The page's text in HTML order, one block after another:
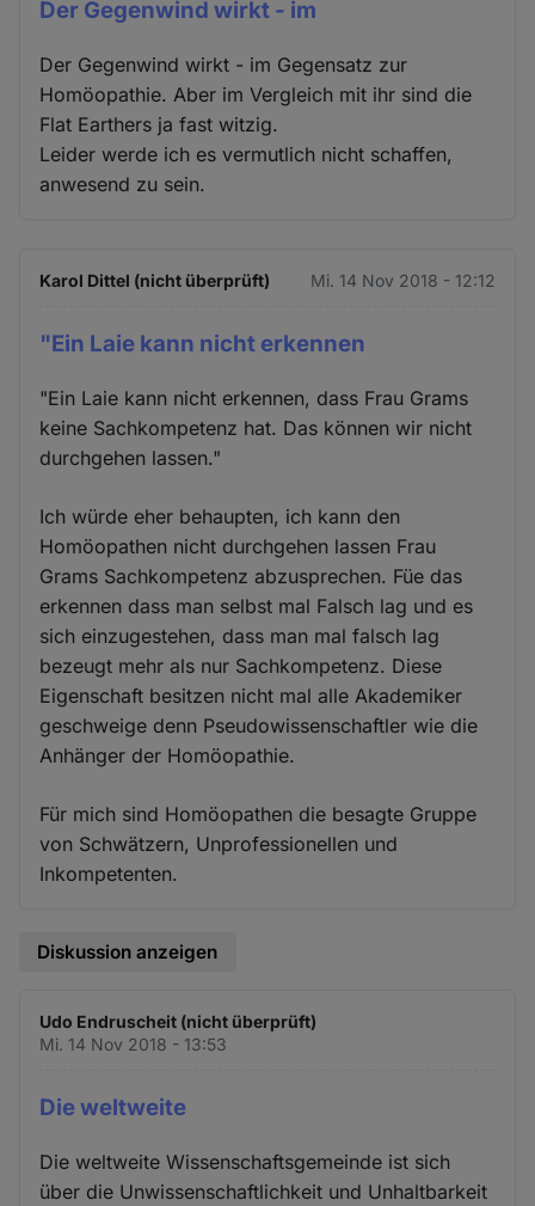
Der Gegenwind wirkt - im
Der Gegenwind wirkt - im Gegensatz zur
Homöopathie. Aber im Vergleich mit ihr sind die
Flat Earthers ja fast witzig.
Leider werde ich es vermutlich nicht schaffen,
anwesend zu sein.
Karol Dittel (nicht überprüft) Mi. 14 Nov 2018 - 12:12
"Ein Laie kann nicht erkennen
"Ein Laie kann nicht erkennen, dass Frau Grams
keine Sachkompetenz hat. Das können wir nicht
durchgehen lassen."
Ich würde eher behaupten, ich kann den
Homöopathen nicht durchgehen lassen Frau
Grams Sachkompetenz abzusprechen. Füe das
erkennen dass man selbst mal Falsch lag und es
sich einzugestehen, dass man mal falsch lag
bezeugt mehr als nur Sachkompetenz. Diese
Eigenschaft besitzen nicht mal alle Akademiker
geschweige denn Pseudowissenschaftler wie die
Anhänger der Homöopathie.
Für mich sind Homöopathen die besagte Gruppe
von Schwätzern, Unprofessionellen und
Inkompetenten.
Diskussion anzeigen
Udo Endruscheit (nicht überprüft)
Mi. 14 Nov 2018 - 13:53
Die weltweite
Die weltweite Wissenschaftsgemeinde ist sich
über die Unwissenschaftlichkeit und Unhaltbarkeit